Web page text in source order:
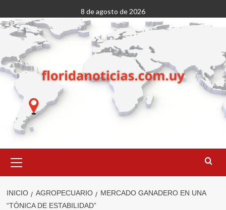
al
contenido
8 de agosto de 2026
primario
INICIO AGROPECUARIO
MERCADO GANADERO EN UNA
“TÓNICA DE ESTABILIDAD”